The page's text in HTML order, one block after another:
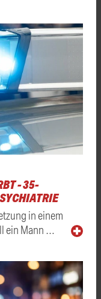
- 35-
in einem
ein Mann …